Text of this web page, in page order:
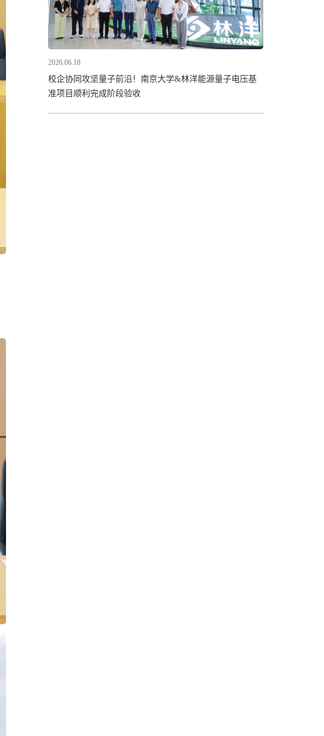
2026.06.18
校企协同攻坚量子前沿！南京大学&林洋能源量子电压基
准项目顺利完成阶段验收